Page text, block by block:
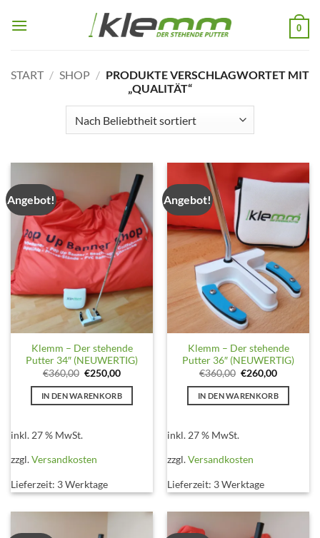
Inhalt
0
START / SHOP / PRODUKTE VERSCHLAGWORTET MIT
„QUALITÄT“
Angebot!
Klemm – Der stehende
Putter 34″ (NEUWERTIG)
€360,00 Ursprünglicher
war:
€360,00
€250,00Aktueller
ist:
€250,00.
IN DEN WARENKORB
inkl. 27 % MwSt.
zzgl.Versandkosten
Lieferzeit: 3 Werktage
Angebot!
Klemm – Der stehende
Putter 36″ (NEUWERTIG)
€360,00 Ursprünglicher
war:
€360,00
€260,00Aktueller
ist:
€260,00.
IN DEN WARENKORB
inkl. 27 % MwSt.
zzgl.Versandkosten
Lieferzeit: 3 Werktage